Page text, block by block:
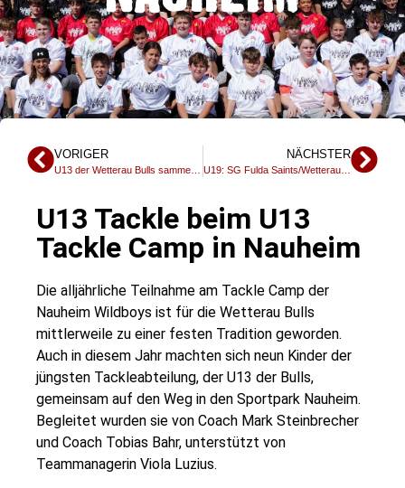
VORIGER NÄCHSTER
U19: SG Fulda Saints/Wetterau Bulls feiern Heimsieg gegen SG Darmstadt/Mainz
U13 Tackle beim U13
Tackle Camp in Nauheim
Die alljährliche Teilnahme am Tackle Camp der
Nauheim Wildboys ist für die Wetterau Bulls
mittlerweile zu einer festen Tradition geworden.
Auch in diesem Jahr machten sich neun Kinder der
jüngsten Tackleabteilung, der U13 der Bulls,
gemeinsam auf den Weg in den Sportpark Nauheim.
Begleitet wurden sie von Coach Mark Steinbrecher
und Coach Tobias Bahr, unterstützt von
Teammanagerin Viola Luzius.